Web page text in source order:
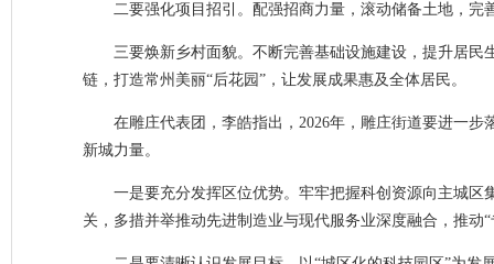
二要强化项目招引。配强招商力量，滚动储备土地，
三要焕新乡村面貌。不断完善基础设施建设，提升居民
链，打造常州美丽“后花园”，让发展成果惠及全体居民。
在雕庄代表团，李皓指出，2026年，雕庄街道要进一
新城力量。
一是要充分发挥区位优势。牢牢把握科创资源向主城
关，多措并举推动先进制造业与现代服务业深度融合，推动